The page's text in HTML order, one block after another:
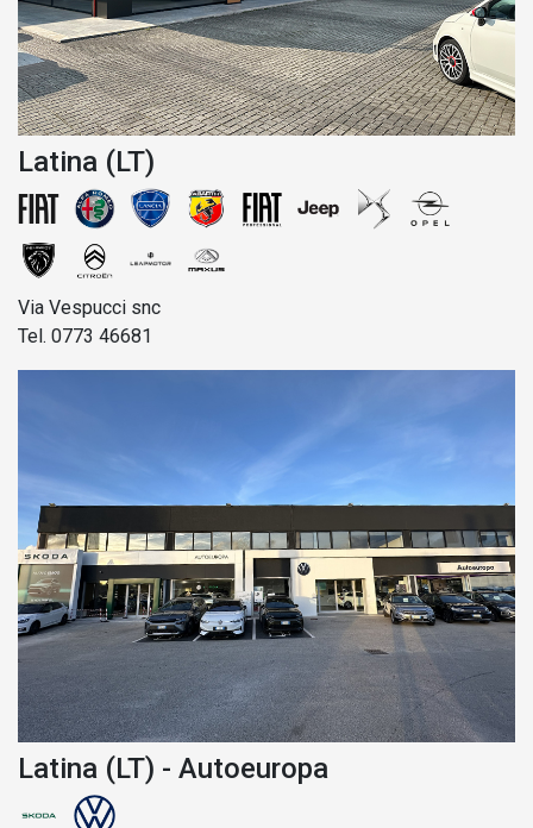
Latina (LT)
Via Vespucci snc
Tel. 0773 46681
Latina (LT) - Autoeuropa